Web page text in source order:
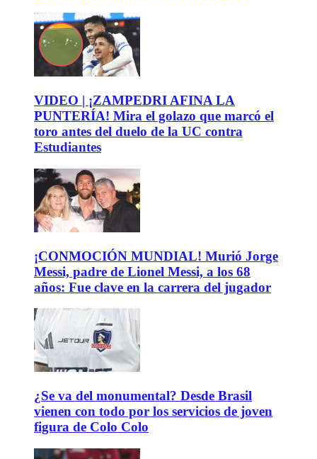
VIDEO | ¡ZAMPEDRI AFINA LA
PUNTERÍA! Mira el golazo que marcó el
toro antes del duelo de la UC contra
Estudiantes
¡CONMOCIÓN MUNDIAL! Murió Jorge
Messi, padre de Lionel Messi, a los 68
años: Fue clave en la carrera del jugador
¿Se va del monumental? Desde Brasil
vienen con todo por los servicios de joven
figura de Colo Colo